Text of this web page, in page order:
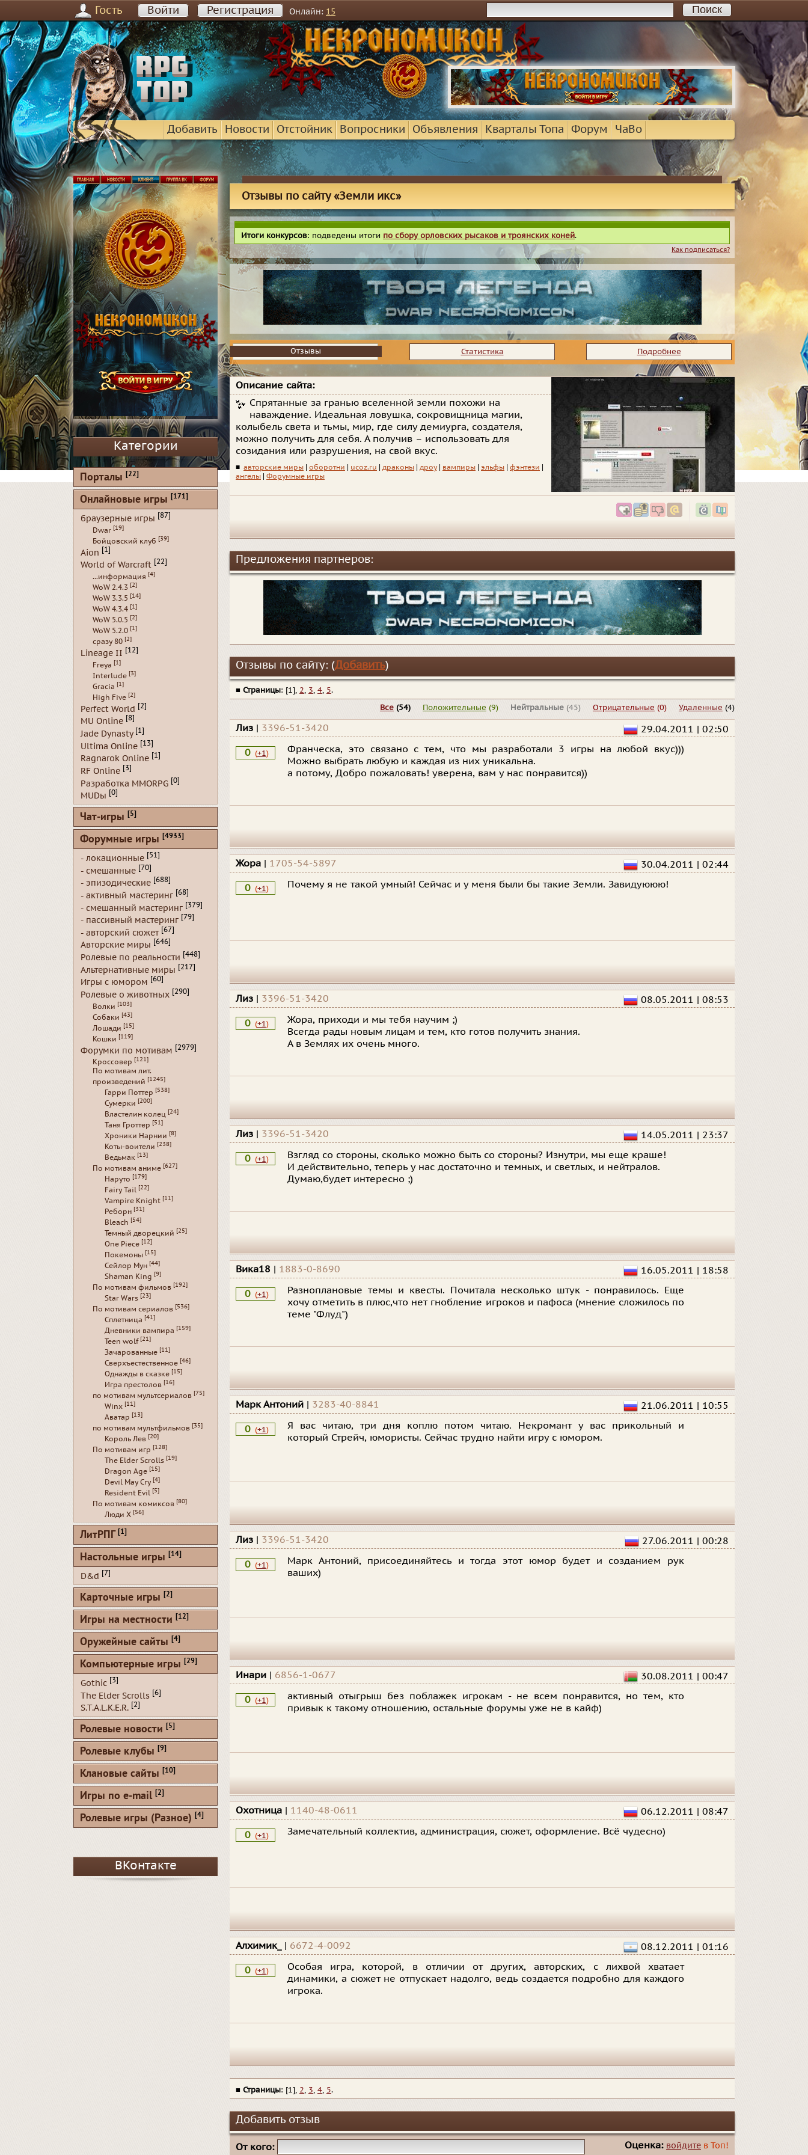
Гость Войти Регистрация Онлайн: 15
Добавить Новости Отстойник Вопросники Объявления Кварталы Топа Форум ЧаВо
Отзывы по сайту «Земли икс»
Итоги конкурсов: подведены итоги по сбору орловских рысаков и троянских коней.
Как подписаться?
Отзывы
Отзывы Статистика Подробнее
Описание сайта:
Спрятанные за гранью вселенной земли похожи на
наваждение. Идеальная ловушка, сокровищница магии,
колыбель света и тьмы, мир, где силу демиурга, создателя,
можно получить для себя. А получив – использовать для
созидания или разрушения, на свой вкус.
■ авторские миры оборотни ucoz.ru драконы дроу вампиры эльфы фэнтези
ангелы
Форумные игры
Предложения партнеров:
Отзывы по сайту: (Добавить)
■ Страницы: [1], 2, 3, 4, 5.
Удаленные (4)
Отрицательные (0)
Нейтральные (45)
Положительные (9)
Все (54)
Лиз | 3396-51-3420 29.04.2011 | 02:50
0 (+1)
Франческа, это связано с тем, что мы разработали 3 игры на любой вкус)))
Можно выбрать любую и каждая из них уникальна.
а потому, Добро пожаловать! уверена, вам у нас понравится))
Жора | 1705-54-5897 30.04.2011 | 02:44
0 (+1) Почему я не такой умный! Сейчас и у меня были бы такие Земли. Завидуююю!
Лиз | 3396-51-3420 08.05.2011 | 08:53
0 (+1)
Жора, приходи и мы тебя научим ;)
Всегда рады новым лицам и тем, кто готов получить знания.
А в Землях их очень много.
Лиз | 3396-51-3420 14.05.2011 | 23:37
0 (+1)
Взгляд со стороны, сколько можно быть со стороны? Изнутри, мы еще краше!
И действительно, теперь у нас достаточно и темных, и светлых, и нейтралов.
Думаю,будет интересно ;)
Вика18 | 1883-0-8690 16.05.2011 | 18:58
0 (+1)
Разноплановые темы и квесты. Почитала несколько штук - понравилось. Еще
хочу отметить в плюс,что нет гнобление игроков и пафоса (мнение сложилось по
теме "Флуд")
Марк Антоний | 3283-40-8841 21.06.2011 | 10:55
0 (+1)
Я вас читаю, три дня коплю потом читаю. Некромант у вас прикольный и
который Стрейч, юмористы. Сейчас трудно найти игру с юмором.
Лиз | 3396-51-3420 27.06.2011 | 00:28
0 (+1)
Марк Антоний, присоединяйтесь и тогда этот юмор будет и созданием рук
ваших)
Инари | 6856-1-0677 30.08.2011 | 00:47
0 (+1)
активный отыгрыш без поблажек игрокам - не всем понравится, но тем, кто
привык к такому отношению, остальные форумы уже не в кайф)
Охотница | 1140-48-0611 06.12.2011 | 08:47
0 (+1) Замечательный коллектив, администрация, сюжет, оформление. Всё чудесно)
Алхимик_ | 6672-4-0092 08.12.2011 | 01:16
0 (+1)
Особая игра, которой, в отличии от других, авторских, с лихвой хватает
динамики, а сюжет не отпускает надолго, ведь создается подробно для каждого
игрока.
■ Страницы: [1], 2, 3, 4, 5.
Добавить отзыв
От кого: Оценка: войдите в Топ!
Категории
Порталы [22]
Онлайновые игры [171]
браузерные игры [87]
Dwar [19]
Бойцовский клуб [39]
Aion [1]
World of Warcraft [22]
...информация [4]
WoW 2.4.3 [2]
WoW 3.3.5 [14]
WoW 4.3.4 [1]
WoW 5.0.5 [2]
WoW 5.2.0 [1]
сразу 80 [2]
Lineage II [12]
Freya [1]
Interlude [3]
Gracia [1]
High Five [2]
Perfect World [2]
MU Online [8]
Jade Dynasty [1]
Ultima Online [13]
Ragnarok Online [1]
RF Online [3]
Разработка MMORPG [0]
MUDы [0]
Чат-игры [5]
Форумные игры [4933]
- локационные [51]
- смешанные [70]
- эпизодические [688]
- активный мастеринг [68]
- смешанный мастеринг [379]
- пассивный мастеринг [79]
- авторский сюжет [67]
Авторские миры [646]
Ролевые по реальности [448]
Альтернативные миры [217]
Игры с юмором [60]
Ролевые о животных [290]
Волки [103]
Собаки [43]
Лошади [15]
Кошки [119]
Форумки по мотивам [2979]
Кроссовер [121]
По мотивам лит.
произведений [1245]
Гарри Поттер [538]
Сумерки [200]
Властелин колец [24]
Таня Гроттер [51]
Хроники Нарнии [8]
Коты-воители [238]
Ведьмак [13]
По мотивам аниме [627]
Наруто [179]
Fairy Tail [22]
Vampire Knight [11]
Реборн [31]
Bleach [54]
Темный дворецкий [25]
One Piece [12]
Покемоны [15]
Сейлор Мун [44]
Shaman King [9]
По мотивам фильмов [192]
Star Wars [23]
По мотивам сериалов [536]
Сплетница [41]
Дневники вампира [159]
Teen wolf [21]
Зачарованные [11]
Сверхъестественное [46]
Однажды в сказке [15]
Игра престолов [16]
по мотивам мультсериалов [75]
Winx [11]
Аватар [13]
по мотивам мультфильмов [35]
Король Лев [20]
По мотивам игр [128]
The Elder Scrolls [19]
Dragon Age [15]
Devil May Cry [4]
Resident Evil [5]
По мотивам комиксов [80]
Люди Х [56]
ЛитРПГ [1]
Настольные игры [14]
D&d [7]
Карточные игры [2]
Игры на местности [12]
Оружейные сайты [4]
Компьютерные игры [29]
Gothic [3]
The Elder Scrolls [6]
S.T.A.L.K.E.R. [2]
Ролевые новости [5]
Ролевые клубы [9]
Клановые сайты [10]
Игры по e-mail [2]
Ролевые игры (Разное) [4]
ВКонтакте